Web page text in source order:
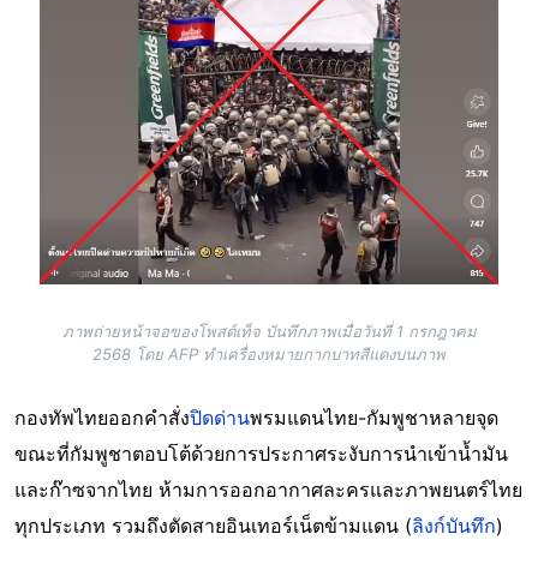
ภาพถ่ายหน้าจอของโพสต์เท็จ บันทึกภาพเมื่อวันที่ 1 กรกฎาคม
2568 โดย AFP ทำเครื่องหมายกากบาทสีแดงบนภาพ
กองทัพไทยออกคำสั่งปิดด่านพรมแดนไทย-กัมพูชาหลายจุด
ขณะที่กัมพูชาตอบโต้ด้วยการประกาศระงับการนำเข้าน้ำมัน
และก๊าซจากไทย ห้ามการออกอากาศละครและภาพยนตร์ไทย
ทุกประเภท รวมถึงตัดสายอินเทอร์เน็ตข้ามแดน (ลิงก์บันทึก)